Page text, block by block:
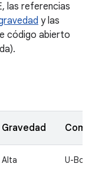
las referencias
y las
código abierto
Gravedad
Alta U-